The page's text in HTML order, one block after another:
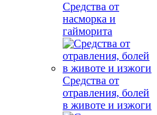
Средства от
насморка и
гайморита
Средства от
отравления, болей
в животе и изжоги